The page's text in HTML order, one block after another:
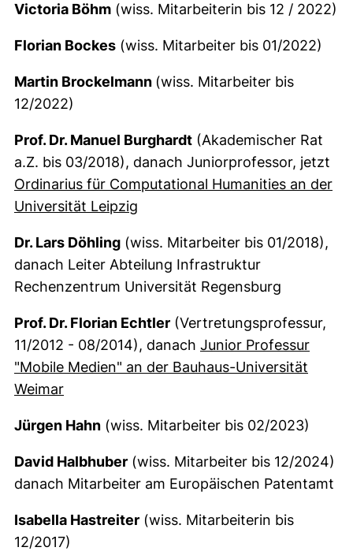
Victoria Böhm (wiss. Mitarbeiterin bis 12 / 2022)
Florian Bockes (wiss. Mitarbeiter bis 01/2022)
Martin Brockelmann (wiss. Mitarbeiter bis
12/2022)
Prof. Dr. Manuel Burghardt (Akademischer Rat
a.Z. bis 03/2018), danach Juniorprofessor, jetzt
Ordinarius für Computational Humanities an der
Universität Leipzig
Dr. Lars Döhling (wiss. Mitarbeiter bis 01/2018),
danach Leiter Abteilung Infrastruktur
Rechenzentrum Universität Regensburg
Prof. Dr. Florian Echtler (Vertretungsprofessur,
11/2012 - 08/2014), danach Junior Professur
"Mobile Medien" an der Bauhaus-Universität
Weimar(externer Link, öffnet neues Fenster)
Jürgen Hahn (wiss. Mitarbeiter bis 02/2023)
David Halbhuber (wiss. Mitarbeiter bis 12/2024)
danach Mitarbeiter am Europäischen Patentamt
Isabella Hastreiter (wiss. Mitarbeiterin bis
12/2017)